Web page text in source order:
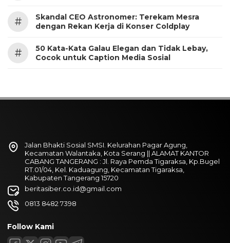
#
Skandal CEO Astronomer: Terekam Mesra
dengan Rekan Kerja di Konser Coldplay
#
50 Kata-Kata Galau Elegan dan Tidak Lebay,
Cocok untuk Caption Media Sosial
Jalan Bhakti Sosial SMSI. Kelurahan Pagar Agung,
Kecamatan Walantaka, Kota Serang || ALAMAT KANTOR
CABANG TANGERANG : Jl. Raya Pemda Tigaraksa, Kp.Bugel
RT.01/04, Kel. Kaduagung, Kecamatan Tigaraksa,
Kabupaten Tangerang 15720
beritasiber.co.id@gmail.com
0813 8482 7398
Follow Kami